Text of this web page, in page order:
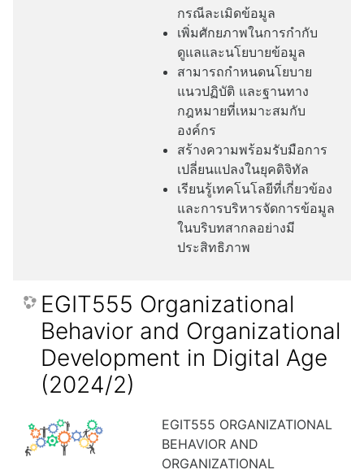
กรณีละเมิดข้อมูล
เพิ่มศักยภาพในการกำกับ
ดูแลและนโยบายข้อมูล
สามารถกำหนดนโยบาย
แนวปฏิบัติ และฐานทาง
กฎหมายที่เหมาะสมกับ
องค์กร
สร้างความพร้อมรับมือการ
เปลี่ยนแปลงในยุคดิจิทัล
เรียนรู้เทคโนโลยีที่เกี่ยวข้อง
และการบริหารจัดการข้อมูล
ในบริบทสากลอย่างมี
ประสิทธิภาพ
EGIT555 Organizational
Behavior and Organizational
Development in Digital Age
(2024/2)
EGIT555 ORGANIZATIONAL
BEHAVIOR AND
ORGANIZATIONAL